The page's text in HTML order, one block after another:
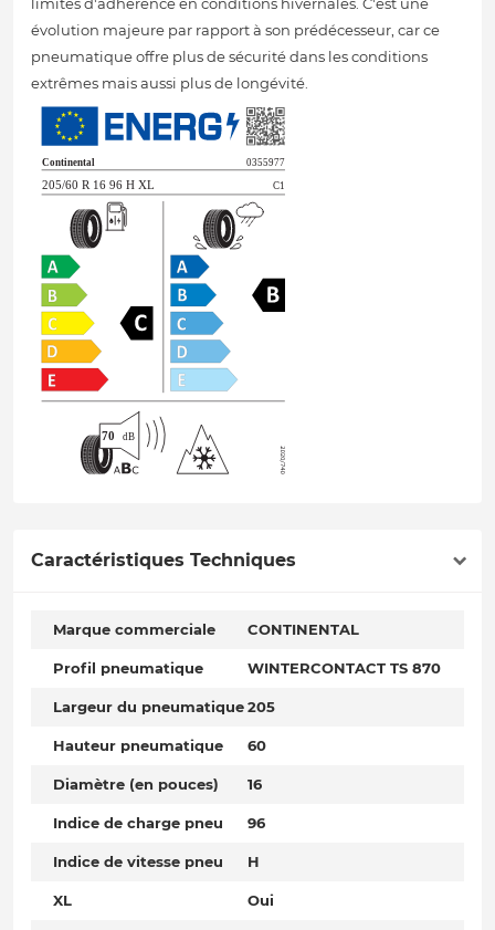
limites d'adhérence en conditions hivernales. C'est une
évolution majeure par rapport à son prédécesseur, car ce
pneumatique offre plus de sécurité dans les conditions
extrêmes mais aussi plus de longévité.
Caractéristiques Techniques
Marque commerciale CONTINENTAL
Profil pneumatique WINTERCONTACT TS 870
Largeur du pneumatique205
Hauteur pneumatique 60
Diamètre (en pouces) 16
Indice de charge pneu 96
Indice de vitesse pneu H
XL Oui